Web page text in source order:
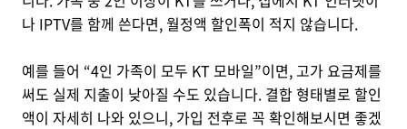
나 IPTV를 함께 쓴다면, 월정액 할인폭이 적지 않습니다.
예를 들어 “4인 가족이 모두 KT 모바일”이면, 고가 요금제를
써도 실제 지출이 낮아질 수도 있습니다. 결합 형태별로 할인
액이 자세히 나와 있으니, 가입 전후로 꼭 확인해보시면 좋겠